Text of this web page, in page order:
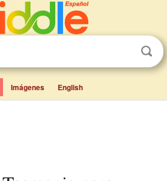
Imágenes English